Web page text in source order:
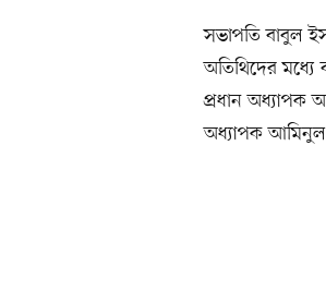
সভাপতি বাবুল
অতিথিদের
প্রধান অধ্যাপক
অধ্যাপক আমিনুল